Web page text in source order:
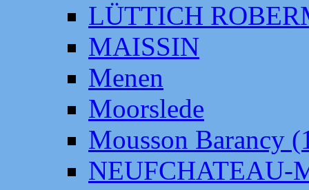
LÜTTICH
MAISSIN
Menen
Moorslede
Mousson Barancy
NEUFCHATEAU-